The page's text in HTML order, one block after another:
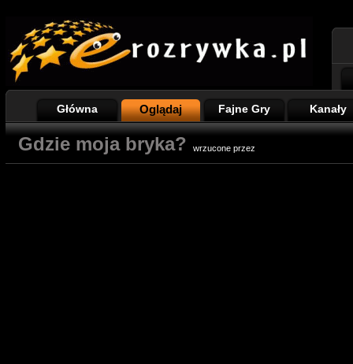
Główna Oglądaj Fajne Gry Kanały
Gdzie moja bryka? wrzucone przez